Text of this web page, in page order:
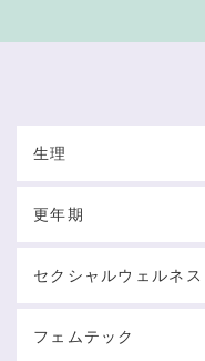
生理
更年期
セクシャルウェルネス
フェムテック